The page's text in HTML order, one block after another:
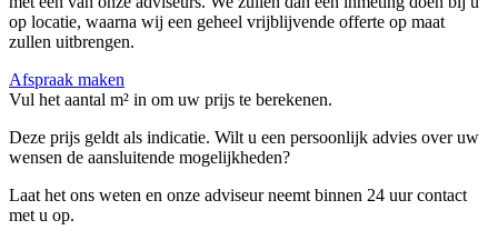
op locatie, waarna wij een geheel vrijblijvende offerte op maat
zullen uitbrengen.
Afspraak maken
Vul het aantal m² in om uw prijs te berekenen.
Deze prijs geldt als indicatie. Wilt u een persoonlijk advies over uw
wensen de aansluitende mogelijkheden?
Laat het ons weten en onze adviseur neemt binnen 24 uur contact
met u op.